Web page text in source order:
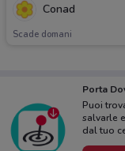
Conad
Scade domani
Porta
Puoi
salvarle
dal tuo